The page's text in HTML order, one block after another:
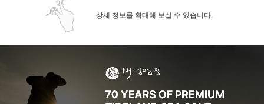
상세 정보를 확대해 보실 수 있습니다.